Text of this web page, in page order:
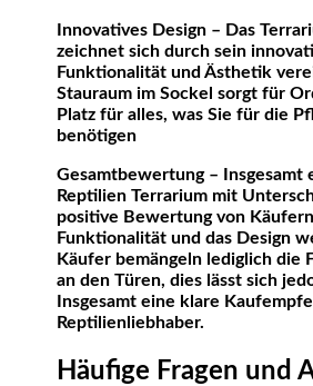
Innovatives Design – Das
zeichnet sich durch sein
Funktionalität und Ästhetik
Stauraum im Sockel sorgt für
Platz für alles, was Sie für die
benötigen
Gesamtbewertung – Insgesamt
Reptilien Terrarium mit
positive Bewertung von
Funktionalität und das Design
Käufer bemängeln lediglich die
an den Türen, dies lässt sich
Insgesamt eine klare
Reptilienliebhaber.
Häufige Fragen und